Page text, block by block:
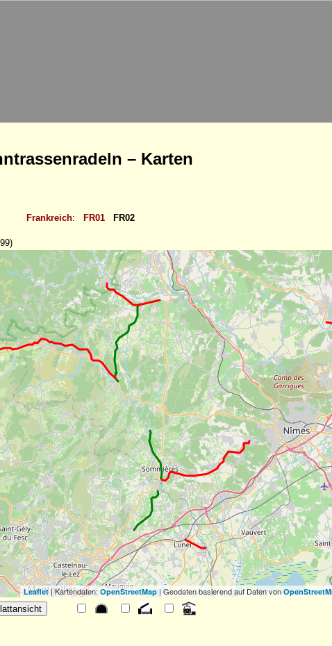
– Karten
Frankreich: FR01 FR02
Leaflet| Kartendaten:OpenStreetMap| Geodaten basierend auf Daten von